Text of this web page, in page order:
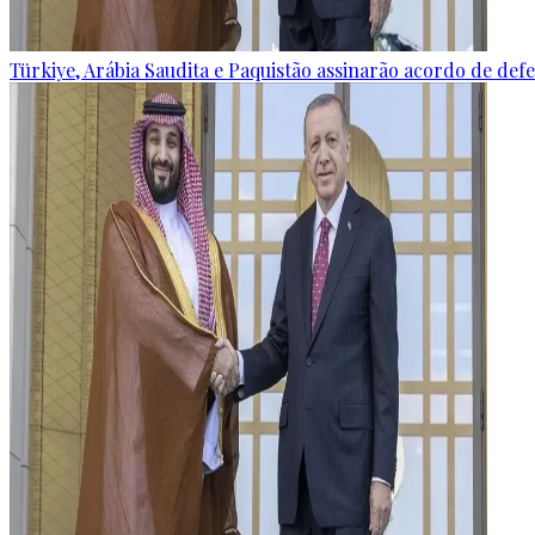
Türkiye, Arábia Saudita e Paquistão assinarão acordo de